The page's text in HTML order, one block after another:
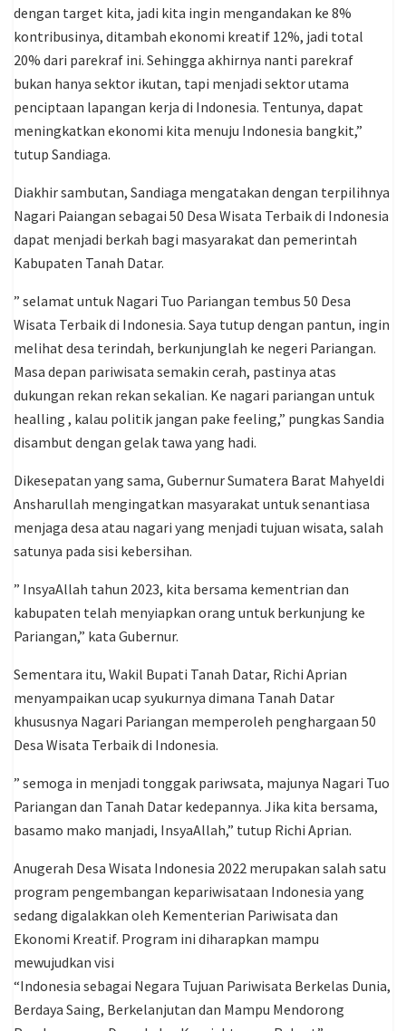
dengan target kita, jadi kita ingin mengandakan ke 8%
kontribusinya, ditambah ekonomi kreatif 12%, jadi total
20% dari parekraf ini. Sehingga akhirnya nanti parekraf
bukan hanya sektor ikutan, tapi menjadi sektor utama
penciptaan lapangan kerja di Indonesia. Tentunya, dapat
meningkatkan ekonomi kita menuju Indonesia bangkit,”
tutup Sandiaga.
Diakhir sambutan, Sandiaga mengatakan dengan terpilihnya
Nagari Paiangan sebagai 50 Desa Wisata Terbaik di Indonesia
dapat menjadi berkah bagi masyarakat dan pemerintah
Kabupaten Tanah Datar.
” selamat untuk Nagari Tuo Pariangan tembus 50 Desa
Wisata Terbaik di Indonesia. Saya tutup dengan pantun, ingin
melihat desa terindah, berkunjunglah ke negeri Pariangan.
Masa depan pariwisata semakin cerah, pastinya atas
dukungan rekan rekan sekalian. Ke nagari pariangan untuk
healling , kalau politik jangan pake feeling,” pungkas Sandia
disambut dengan gelak tawa yang hadi.
Dikesepatan yang sama, Gubernur Sumatera Barat Mahyeldi
Ansharullah mengingatkan masyarakat untuk senantiasa
menjaga desa atau nagari yang menjadi tujuan wisata, salah
satunya pada sisi kebersihan.
” InsyaAllah tahun 2023, kita bersama kementrian dan
kabupaten telah menyiapkan orang untuk berkunjung ke
Pariangan,” kata Gubernur.
Sementara itu, Wakil Bupati Tanah Datar, Richi Aprian
menyampaikan ucap syukurnya dimana Tanah Datar
khususnya Nagari Pariangan memperoleh penghargaan 50
Desa Wisata Terbaik di Indonesia.
” semoga in menjadi tonggak pariwsata, majunya Nagari Tuo
Pariangan dan Tanah Datar kedepannya. Jika kita bersama,
basamo mako manjadi, InsyaAllah,” tutup Richi Aprian.
Anugerah Desa Wisata Indonesia 2022 merupakan salah satu
program pengembangan kepariwisataan Indonesia yang
sedang digalakkan oleh Kementerian Pariwisata dan
Ekonomi Kreatif. Program ini diharapkan mampu
mewujudkan visi
“Indonesia sebagai Negara Tujuan Pariwisata Berkelas Dunia,
Berdaya Saing, Berkelanjutan dan Mampu Mendorong